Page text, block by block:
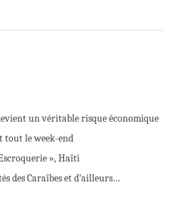
un véritable risque économique
tout le week-end
», Haïti
des Caraïbes et d’ailleurs…